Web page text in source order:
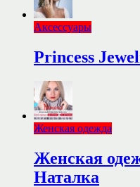
Аксессуары
Princess
Женская одежда
Женская
Наталка